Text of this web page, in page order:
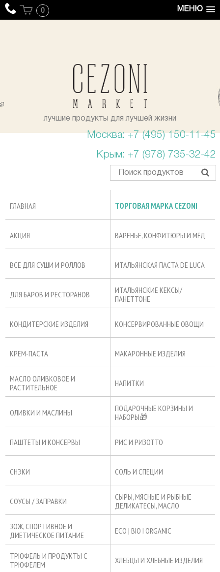
МЕНЮ
0
лучшие продукты для лучшей жизни
Москва: +7 (495) 150-11-45
Крым: +7 (978) 735-32-42
ГЛАВНАЯ ТОРГОВАЯ МАРКА CEZONI
АКЦИЯ ВАРЕНЬЕ, КОНФИТЮРЫ И МЁД
ВСЕ ДЛЯ СУШИ И РОЛЛОВ ИТАЛЬЯНСКАЯ ПАСТА DE LUCA
ДЛЯ БАРОВ И РЕСТОРАНОВ
ИТАЛЬЯНСКИЕ КЕКСЫ/
ПАНЕТТОНЕ
КОНДИТЕРСКИЕ ИЗДЕЛИЯ КОНСЕРВИРОВАННЫЕ ОВОЩИ
КРЕМ-ПАСТА МАКАРОННЫЕ ИЗДЕЛИЯ
МАСЛО ОЛИВКОВОЕ И
РАСТИТЕЛЬНОЕ
НАПИТКИ
ОЛИВКИ И МАСЛИНЫ
ПОДАРОЧНЫЕ КОРЗИНЫ И
НАБОРЫ🎁
ПАШТЕТЫ И КОНСЕРВЫ РИС И РИЗОТТО
СНЭКИ СОЛЬ И СПЕЦИИ
СОУСЫ / ЗАПРАВКИ
СЫРЫ, МЯСНЫЕ И РЫБНЫЕ
ДЕЛИКАТЕСЫ, МАСЛО
ЗОЖ, СПОРТИВНОЕ И
ДИЕТИЧЕСКОЕ ПИТАНИЕ
ECO | BIO I ORGANIC
ТРЮФЕЛЬ И ПРОДУКТЫ С
ТРЮФЕЛЕМ
ХЛЕБЦЫ И ХЛЕБНЫЕ ИЗДЕЛИЯ